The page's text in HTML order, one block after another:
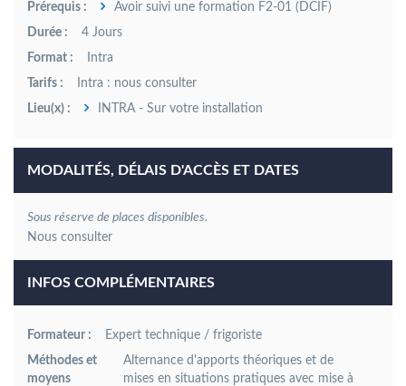
Prérequis :
Avoir suivi une formation F2-01 (DCIF)
Durée :
4 Jours
Format :
Intra
Tarifs :
Intra : nous consulter
Lieu(x) :
INTRA - Sur votre installation
MODALITÉS, DÉLAIS D'ACCÈS ET DATES
Sous réserve de places disponibles.
INFOS COMPLÉMENTAIRES
Formateur :
Expert technique / frigoriste
Méthodes et
moyens
Alternance d'apports théoriques et de
mises en situations pratiques avec mise à